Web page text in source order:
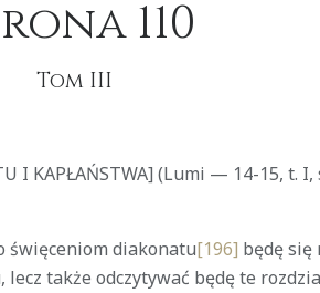
110
Tom III
I KAPŁAŃSTWA] (Lumi — 14-15, t.
święceniom diakonatu[196] będę się
także odczytywać będę te